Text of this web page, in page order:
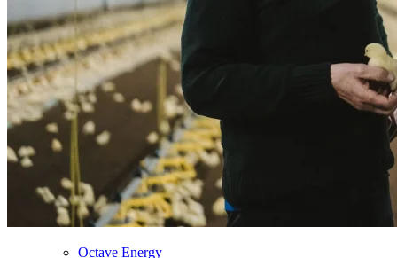
Octave Energy